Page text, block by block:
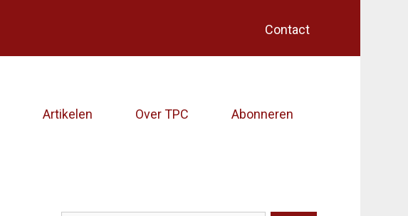
Contact
Artikelen Over TPC Abonneren
Home (EICPC)
Over TPC